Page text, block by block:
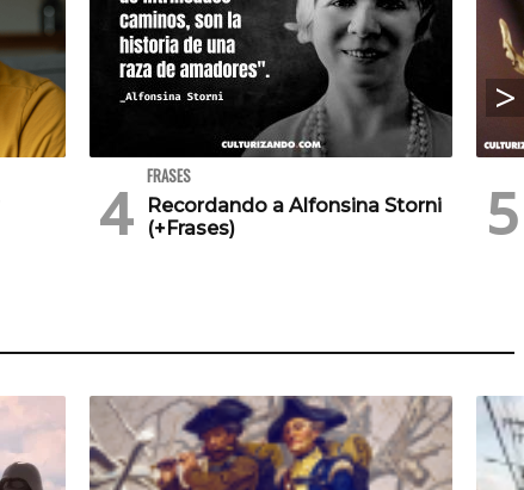
FRASES
Recordando a Alfonsina Storni
(+Frases)